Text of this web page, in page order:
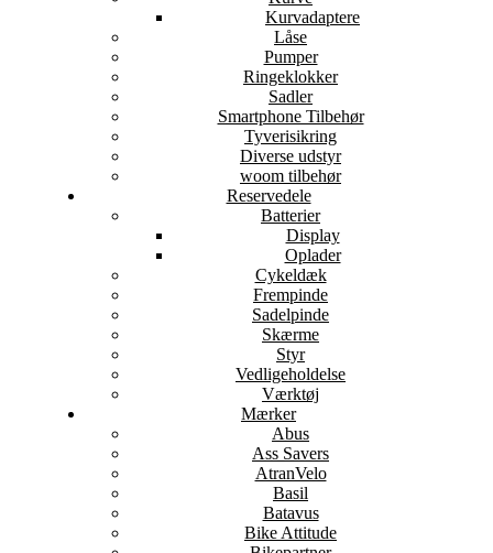
Kurvadaptere
Låse
Pumper
Ringeklokker
Sadler
Smartphone Tilbehør
Tyverisikring
Diverse udstyr
woom tilbehør
Reservedele
Batterier
Display
Oplader
Cykeldæk
Frempinde
Sadelpinde
Skærme
Styr
Vedligeholdelse
Værktøj
Mærker
Abus
Ass Savers
AtranVelo
Basil
Batavus
Bike Attitude